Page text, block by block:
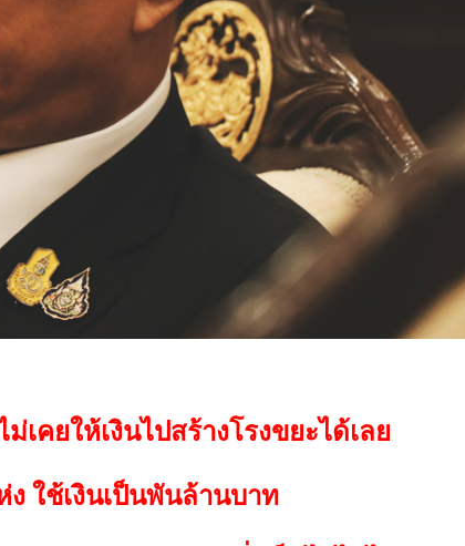
เคยให้เงินไปสร้างโรงขยะได้เลย
ง ใช้เงินเป็นพันล้านบาท